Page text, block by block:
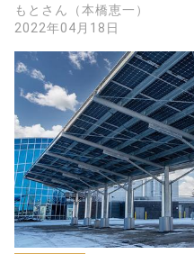
もとさん（本橋恵一）
2022年04月18日